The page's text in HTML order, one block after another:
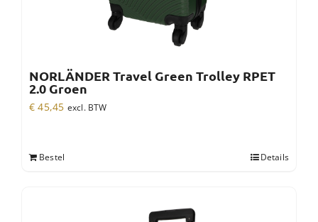
NORLÄNDER Travel Green Trolley RPET
2.0 Groen
€ 45,45 excl. BTW
Bestel Details